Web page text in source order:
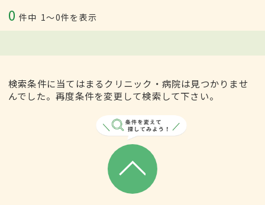
0 件中 1〜0件を表示
検索条件に当てはまるクリニック・病院は見つかりませ
んでした。再度条件を変更して検索して下さい。